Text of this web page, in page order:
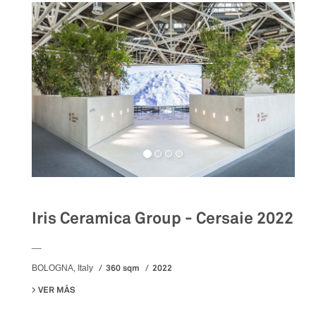
Iris Ceramica Group - Cersaie 2022
BOLOGNA, Italy 360 sqm
2022
VER MÁS